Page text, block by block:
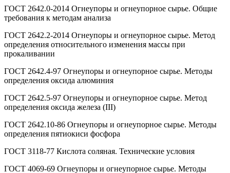
ГОСТ 2642.0-2014 Огнеупоры и огнеупорное сырье. Общие
требования к методам анализа
ГОСТ 2642.2-2014 Огнеупоры и огнеупорное сырье. Метод
определения относительного изменения массы при
прокаливании
ГОСТ 2642.4-97 Огнеупоры и огнеупорное сырье. Методы
определения оксида алюминия
ГОСТ 2642.5-97 Огнеупоры и огнеупорное сырье. Метод
определения оксида железа (III)
ГОСТ 2642.10-86 Огнеупоры и огнеупорное сырье. Методы
определения пятиокиси фосфора
ГОСТ 3118-77 Кислота соляная. Технические условия
ГОСТ 4069-69 Огнеупоры и огнеупорное сырье. Методы